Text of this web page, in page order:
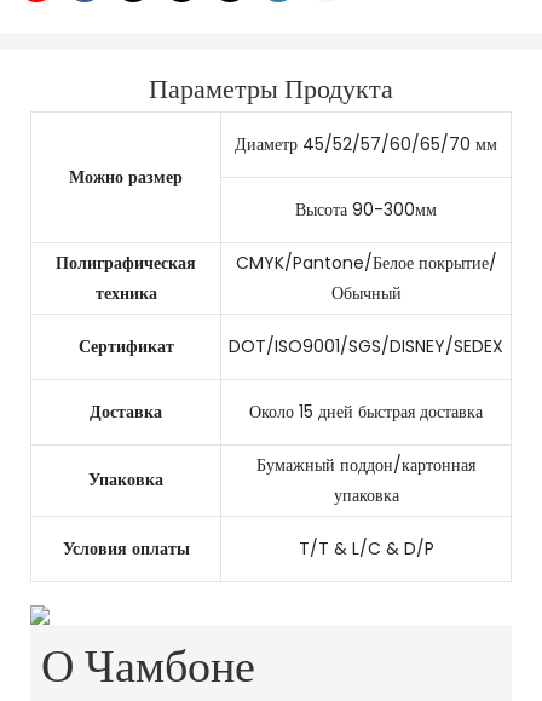
Параметры Продукта
Можно размер
Диаметр 45/52/57/60/65/70 мм
Высота 90-300мм
Полиграфическая
техника
CMYK/Pantone/Белое покрытие/
Обычный
Сертификат DOT/ISO9001/SGS/DISNEY/SEDEX
Доставка Около 15 дней быстрая доставка
Упаковка
Бумажный поддон/картонная
упаковка
Условия оплаты T/T & L/C & D/P
О Чамбоне